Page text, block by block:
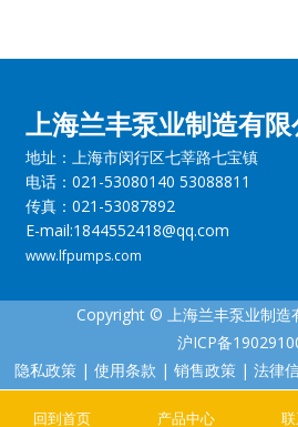
上海兰丰泵业制造有限
地址：上海市闵行区七莘路七宝镇
电话：021-53080140 53088811
传真：021-53087892
E-mail:1844552418@qq.com
www.lfpumps.com
Copyright © 上海兰丰泵业制造
沪ICP备
隐私政策 | 使用条款 | 销售政策 | 法律
回到首页 产品中心